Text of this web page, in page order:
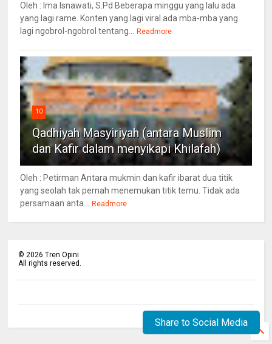
Oleh : Ima Isnawati, S.Pd Beberapa minggu yang lalu ada
yang lagi rame. Konten yang lagi viral ada mba-mba yang
lagi ngobrol-ngobrol tentang...
Readmore
10
Qadhiyah Masyiriyah (antara Muslim
dan Kafir dalam menyikapi Khilafah)
Oleh : Petirman Antara mukmin dan kafir ibarat dua titik
yang seolah tak pernah menemukan titik temu. Tidak ada
persamaan anta...
Readmore
©2026 Tren Opini
All rights reserved.
Share to Social Media